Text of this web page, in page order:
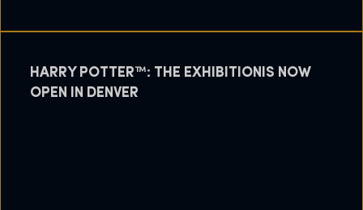
HARRY POTTER™: THE EXHIBITIONIS NOW
OPEN IN DENVER